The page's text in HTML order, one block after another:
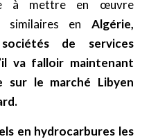
à mettre en œuvre
similaires en Algérie,
de services
va falloir maintenant
sur le marché Libyen
en hydrocarbures les